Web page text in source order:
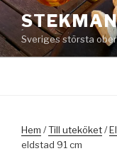
Hoppa
till
innehållSveriges största
Hem /Till uteköket/
eldstad 91 cm